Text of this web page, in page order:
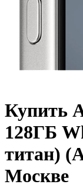
Купить
128ГБ
титан)
Москве